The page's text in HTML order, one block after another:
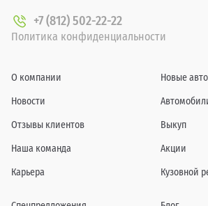
+7 (812) 502-22-22
Политика конфиденциальности
О компании
Новости
Отзывы клиентов
Наша команда
Карьера
Новые
Выкуп
Акции
Кузовной